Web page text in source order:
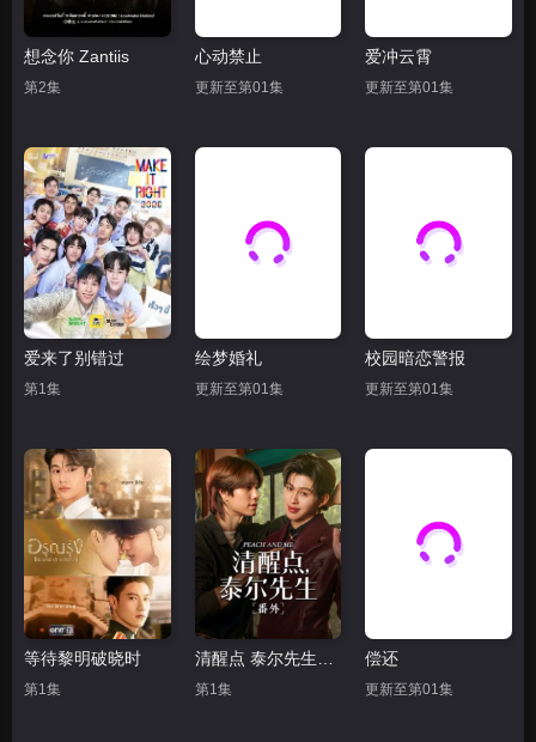
想念你 Zantiis
第2集
心动禁止
更新至第01集
爱冲云霄
更新至第01集
爱来了别错过
第1集
绘梦婚礼
更新至第01集
校园暗恋警报
更新至第01集
等待黎明破晓时
第1集
清醒点 泰尔先生番外篇
第1集
偿还
更新至第01集